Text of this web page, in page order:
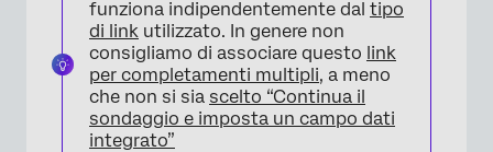
funziona indipendentemente dal tipo
di link utilizzato. In genere non
consigliamo di associare questo link
per completamenti multipli, a meno
che non si sia scelto “Continua il
sondaggio e imposta un campo dati
integrato”